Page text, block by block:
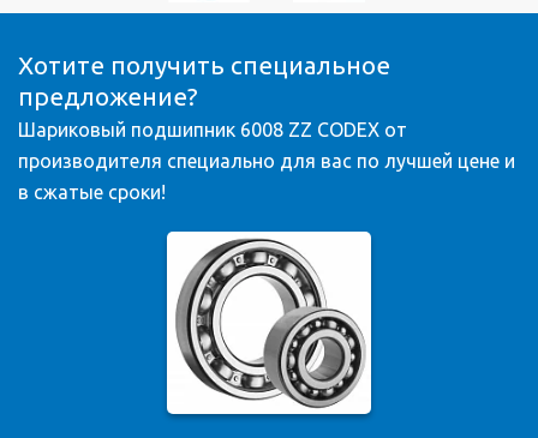
Хотите получить специальное
предложение?
Шариковый подшипник 6008 ZZ CODEX от
производителя специально для вас по лучшей цене и
в сжатые сроки!